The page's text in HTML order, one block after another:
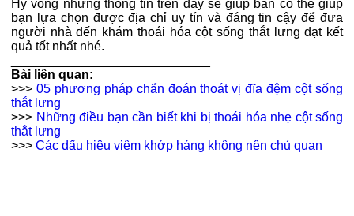
Hy vọng những thông tin trên đây sẽ giúp bạn có thể giúp
bạn lựa chọn được địa chỉ uy tín và đáng tin cậy để đưa
người nhà đến khám thoái hóa cột sống thắt lưng đạt kết
quả tốt nhất nhé.
Bài liên quan:
>>> 05 phương pháp chẩn đoán thoát vị đĩa đệm cột sống
thắt lưng
>>> Những điều bạn cần biết khi bị thoái hóa nhẹ cột sống
thắt lưng
>>> Các dấu hiệu viêm khớp háng không nên chủ quan